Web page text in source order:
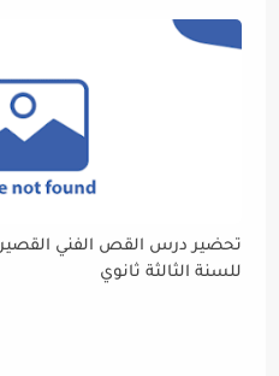
تحضير درس القص الفني القصير
للسنة الثالثة ثانوي